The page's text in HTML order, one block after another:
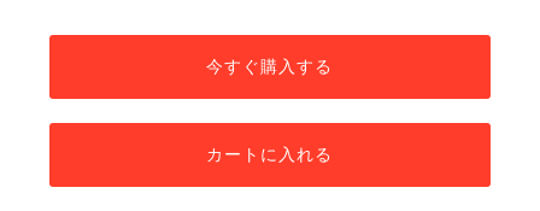
今すぐ購入する
カートに入れる